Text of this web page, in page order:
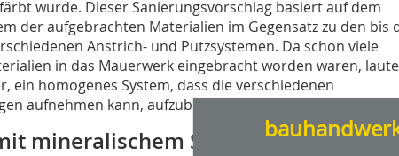
wurde. Dieser Sanierungsvorschlag basiert auf dem
der aufgebrachten Materialien im Gegensatz zu den bis
Anstrich- und Putzsystemen. Da schon viele
in das Mauerwerk eingebracht worden waren,
ein homogenes System, dass die verschiedenen
aufnehmen kann, aufzubringen.
mineralischem Sanierputz